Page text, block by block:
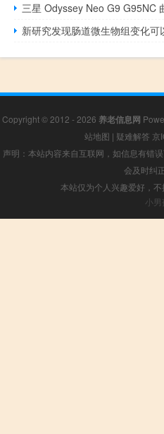
三星 Odyssey Neo G9 G95NC
新研究发现肠道微生物组变化
Copyright © 2012 - 2026 养老信息网
站地图 | 疑难解答 京
声明：本站内容来自互联网，如信息有错
会及时纠
本站仅为个人兴趣爱好，
小男